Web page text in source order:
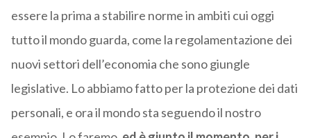
essere la prima a stabilire norme in ambiti cui oggi
tutto il mondo guarda, come la regolamentazione dei
nuovi settori dell’economia che sono giungle
legislative. Lo abbiamo fatto per la protezione dei dati
personali, e ora il mondo sta seguendo il nostro